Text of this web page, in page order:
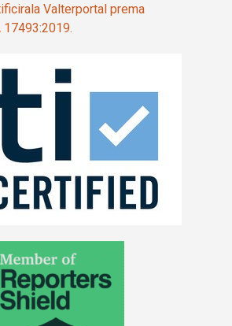
Valterportal prema
17493:2019.